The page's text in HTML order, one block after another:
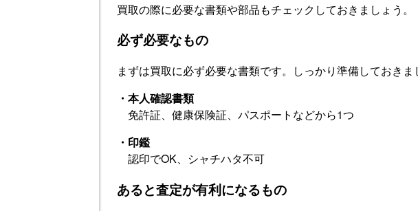
買取の際に必要な書類や部品もチェックしておきましょう。
必ず必要なもの
まずは買取に必ず必要な書類です。しっかり準備しておきま
・本人確認書類
免許証、健康保険証、パスポートなどから1つ
・印鑑
認印でOK、シャチハタ不可
あると査定が有利になるもの